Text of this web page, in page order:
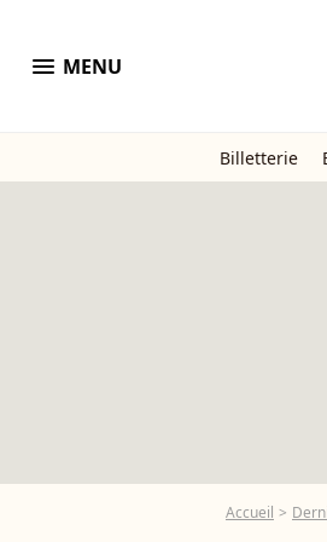
menu MENU
Billetterie
Accueil